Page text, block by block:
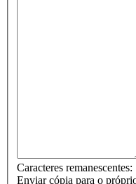
Caracteres remanescentes:
Enviar cópia para o